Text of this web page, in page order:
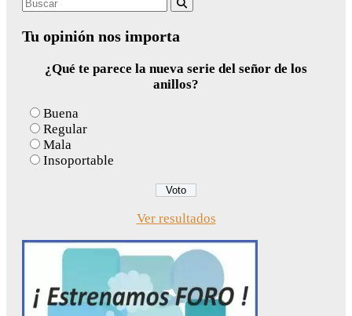
Tu opinión nos importa
¿Qué te parece la nueva serie del señor de los
anillos?
Buena
Regular
Mala
Insoportable
Ver resultados